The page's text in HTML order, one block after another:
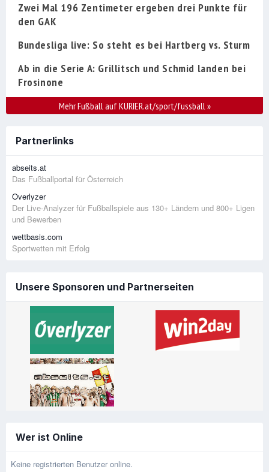
Zwei Mal 196 Zentimeter ergeben drei Punkte für
den GAK
Bundesliga live: So steht es bei Hartberg vs. Sturm
Ab in die Serie A: Grillitsch und Schmid landen bei
Frosinone
Mehr Fußball auf KURIER.at/sport/fussball»
Partnerlinks
abseits.at
Das Fußballportal für Österreich
Overlyzer
Der Live-Analyzer für Fußballspiele aus 130+ Ländern und 800+ Ligen
und Bewerben
wettbasis.com
Sportwetten mit Erfolg
Unsere Sponsoren und Partnerseiten
Wer ist Online
Keine registrierten Benutzer online.